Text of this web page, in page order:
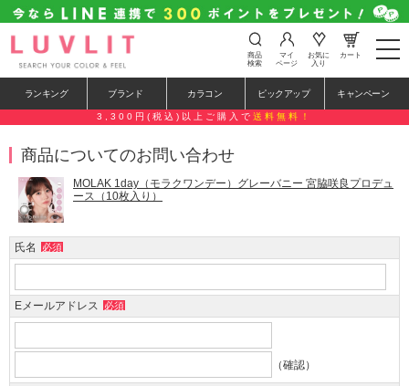
t
o
e
n
g
o
商品
検索
マイ
ページ
お気に
入り
カート
ランキング ブランド カラコン ピックアップ キャンペーン
3,300円(税込)以上ご購入で 送料無料！
商品についてのお問い合わせ
MOLAK 1day（モラクワンデー）グレーバニー 宮脇咲良プロデュ
ース（10枚入り）
氏名 必須
Eメールアドレス 必須
（確認）